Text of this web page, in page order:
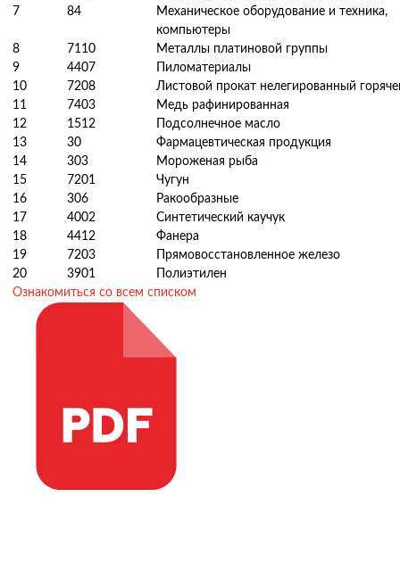
7
84
Механическое оборудование и техника,
компьютеры
8
7110
Металлы платиновой группы
9
4407
Пиломатериалы
10
7208
Листовой прокат нелегированный
11
7403
Медь рафинированная
12
1512
Подсолнечное масло
13
30
Фармацевтическая продукция
14
303
Мороженая рыба
15
7201
Чугун
16
306
Ракообразные
17
4002
Синтетический каучук
18
4412
Фанера
19
7203
Прямовосстановленное железо
20
3901
Полиэтилен
Ознакомиться со всем списком